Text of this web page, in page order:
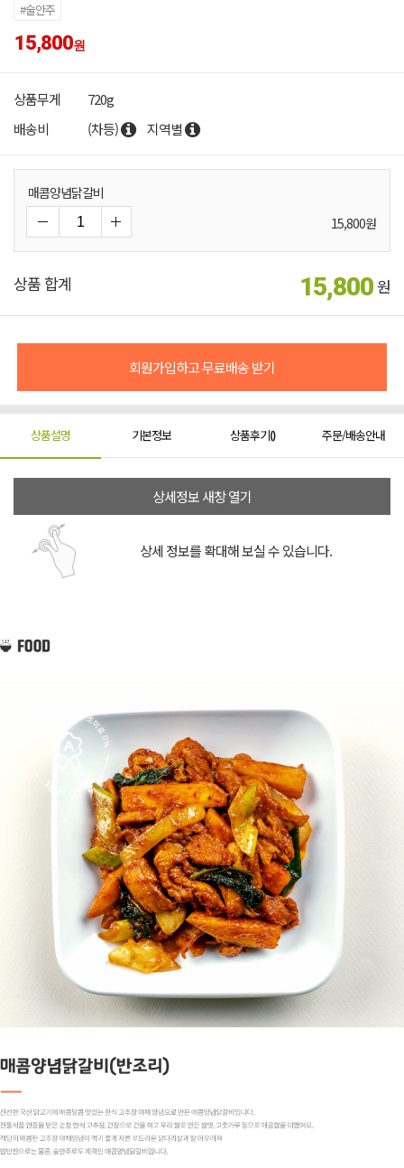
#술안주
15,800원
상품무게 720g
배송비
(차등) 지역별
매콤양념닭갈비
15,800원
상품 합계 15,800원
회원가입하고 무료배송 받기
상품설명 기본정보 상품후기() 주문/배송안내
상세정보 새창 열기
상세 정보를 확대해 보실 수 있습니다.